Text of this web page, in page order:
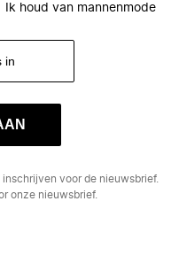
Ik houd van mannenmode
inschrijven voor de nieuwsbrief.
onze nieuwsbrief.